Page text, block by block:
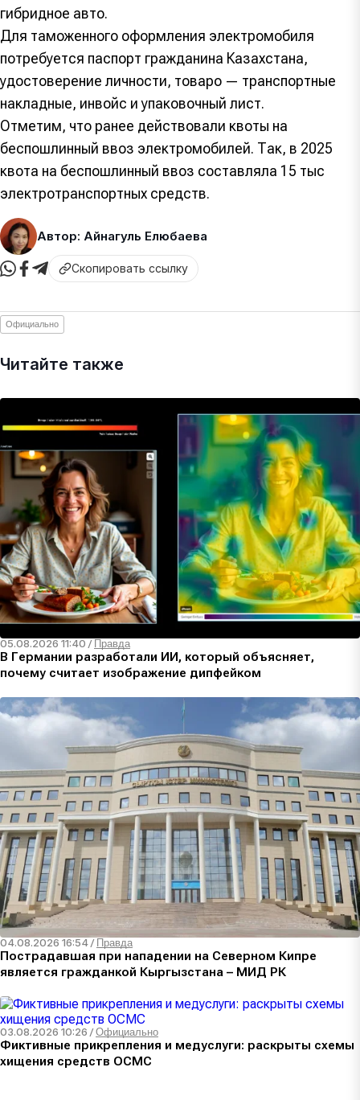
гибридное авто.
Для таможенного оформления электромобиля
потребуется паспорт гражданина Казахстана,
удостоверение личности, товаро — транспортные
накладные, инвойс и упаковочный лист.
Отметим, что ранее действовали квоты на
беспошлинный ввоз электромобилей. Так, в 2025
квота на беспошлинный ввоз составляла 15 тыс
электротранспортных средств.
Автор: Айнагуль Елюбаева
Скопировать ссылку
Официально
Читайте также
05.08.2026 11:40 / Правда
В Германии разработали ИИ, который объясняет,
почему считает изображение дипфейком
04.08.2026 16:54 / Правда
Пострадавшая при нападении на Северном Кипре
является гражданкой Кыргызстана – МИД РК
03.08.2026 10:26 /Официально
Фиктивные прикрепления и медуслуги: раскрыты схемы
хищения средств ОСМС